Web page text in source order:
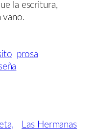
la escritura,
vano.
prosa
Las Hermanas